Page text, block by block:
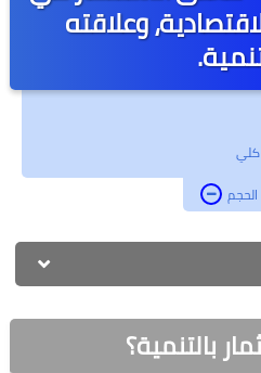
أبحاث جامعية
جامعة أونلاين
كتب أطفال
روحانيات وتفسير أحلام
وعلاقته
كلي
الحجم
بالتنمية؟